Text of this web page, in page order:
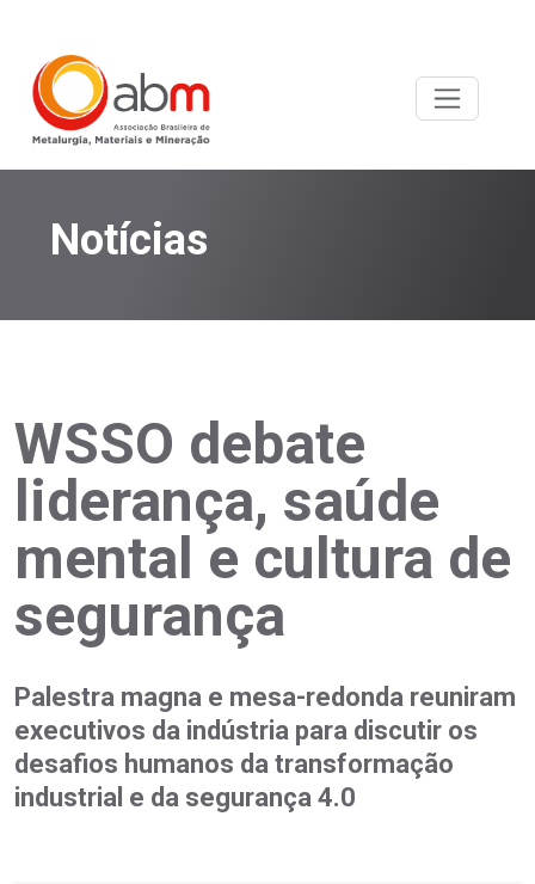
Notícias
WSSO debate
liderança, saúde
mental e cultura de
segurança
Palestra magna e mesa-redonda reuniram
executivos da indústria para discutir os
desafios humanos da transformação
industrial e da segurança 4.0